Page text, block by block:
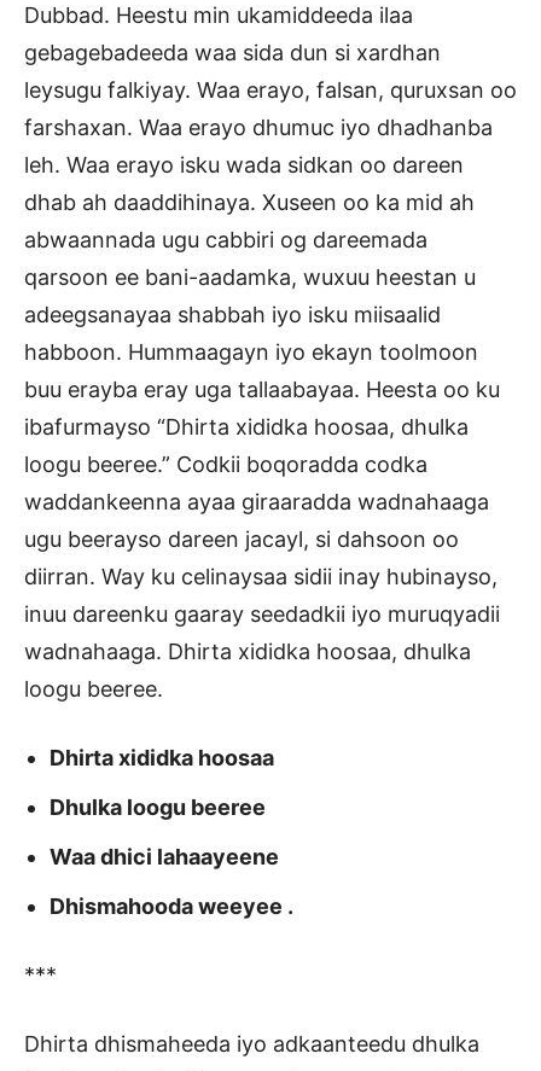
Dubbad. Heestu min ukamiddeeda ilaa
gebagebadeeda waa sida dun si xardhan
leysugu falkiyay. Waa erayo, falsan, quruxsan oo
farshaxan. Waa erayo dhumuc iyo dhadhanba
leh. Waa erayo isku wada sidkan oo dareen
dhab ah daaddihinaya. Xuseen oo ka mid ah
abwaannada ugu cabbiri og dareemada
qarsoon ee bani-aadamka, wuxuu heestan u
adeegsanayaa shabbah iyo isku miisaalid
habboon. Hummaagayn iyo ekayn toolmoon
buu erayba eray uga tallaabayaa. Heesta oo ku
ibafurmayso “Dhirta xididka hoosaa, dhulka
loogu beeree.” Codkii boqoradda codka
waddankeenna ayaa giraaradda wadnahaaga
ugu beerayso dareen jacayl, si dahsoon oo
diirran. Way ku celinaysaa sidii inay hubinayso,
inuu dareenku gaaray seedadkii iyo muruqyadii
wadnahaaga. Dhirta xididka hoosaa, dhulka
loogu beeree.
Dhirta xididka hoosaa
Dhulka loogu beeree
Waa dhici lahaayeene
Dhismahooda weeyee .
***
Dhirta dhismaheeda iyo adkaanteedu dhulka